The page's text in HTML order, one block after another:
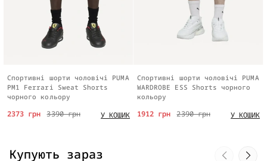
Спортивні шорти чоловічі PUMA
PM1 Ferrari Sweat Shorts
чорного кольору
3390 грн
2373 грн У КОШИК
Спортивні шорти чоловічі PUMA
WARDROBE ESS Shorts чорного
кольору
2390 грн
1912 грн У КОШИК
Купують зараз